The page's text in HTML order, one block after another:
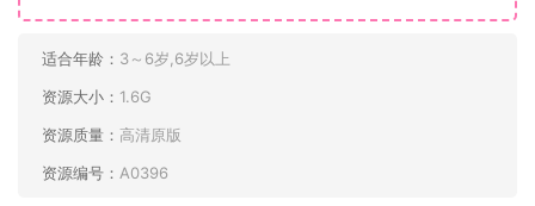
适合年龄： 3～6岁,6岁以上
资源大小： 1.6G
资源质量： 高清原版
资源编号： A0396